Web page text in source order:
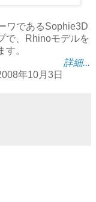
ワであるSophie3D
で、Rhinoモデルを
。
詳細...
年10月3日